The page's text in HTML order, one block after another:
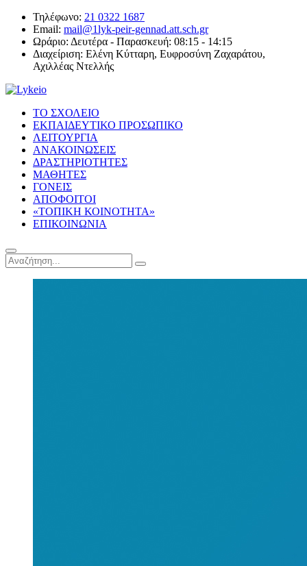
Τηλέφωνο: 21 0322 1687
Email: mail@1lyk-peir-gennad.att.sch.gr
Ωράριο: Δευτέρα - Παρασκευή: 08:15 - 14:15
Διαχείριση: Ελένη Κύτταρη, Ευφροσύνη Ζαχαράτου,
Αχιλλέας Ντελλής
ΤΟ ΣΧΟΛΕΙΟ
ΕΚΠΑΙΔΕΥΤΙΚΟ ΠΡΟΣΩΠΙΚΟ
ΛΕΙΤΟΥΡΓΙΑ
ΑΝΑΚΟΙΝΩΣΕΙΣ
ΔΡΑΣΤΗΡΙΟΤΗΤΕΣ
ΜΑΘΗΤΕΣ
ΓΟΝΕΙΣ
ΑΠΟΦΟΙΤΟΙ
«ΤΟΠΙΚΗ ΚΟΙΝΟΤΗΤΑ»
ΕΠΙΚΟΙΝΩΝΙΑ